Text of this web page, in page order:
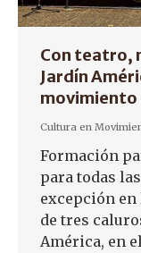
Con teatro,
Jardín
movimiento
Cultura en
Formación
para todas
excepción en
de tres
América, en